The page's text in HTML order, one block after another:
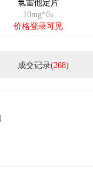
氯雷他定片
10mg*6s
价格登录可见
成交记录(268)